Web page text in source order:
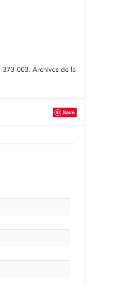
373-003. Archives de la
Save